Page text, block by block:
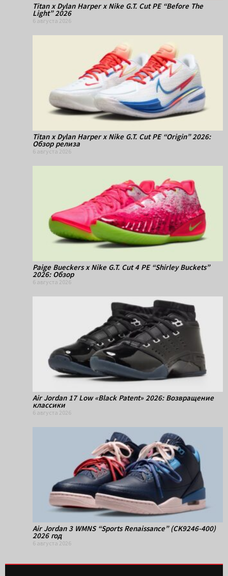
Titan x Dylan Harper x Nike G.T. Cut PE “Before The
Light” 2026
6 августа 2026
Titan x Dylan Harper x Nike G.T. Cut PE “Origin” 2026:
Обзор релиза
6 августа 2026
Paige Bueckers x Nike G.T. Cut 4 PE “Shirley Buckets”
2026: Обзор
6 августа 2026
Air Jordan 17 Low «Black Patent» 2026: Возвращение
классики
6 августа 2026
Air Jordan 3 WMNS “Sports Renaissance” (CK9246-400)
2026 год
6 августа 2026